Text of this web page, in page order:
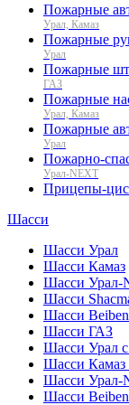
Пожарные
Урал, Камаз
Пожарные
Урал
Пожарные
ГАЗ
Пожарные
Урал, Камаз
Пожарные
Урал
Пожарно-
Урал-NEXT
Прицепы-
Шасси
Шасси Урал
Шасси Камаз
Шасси Урал-
Шасси
Шасси Beiben
Шасси ГАЗ
Шасси Урал
Шасси
Шасси
Шасси